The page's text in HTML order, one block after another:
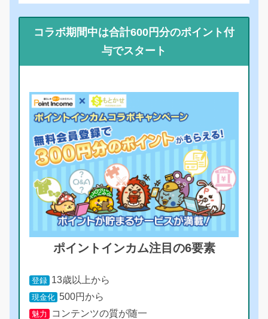
コラボ期間中は合計600円分のポイント付
与でスタート
ポイントインカム注目の6要素
登録 13歳以上から
現金化 500円から
魅力 コンテンツの質が随一